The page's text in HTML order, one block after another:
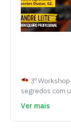
3º
segredos com
Ver mais